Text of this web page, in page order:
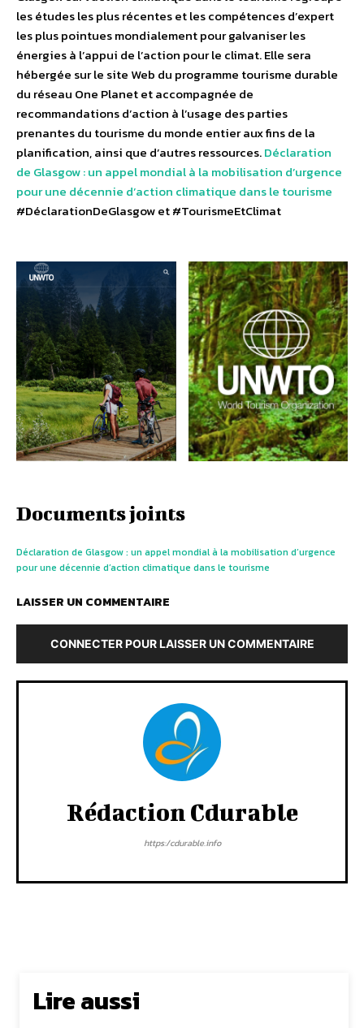
les études les plus récentes et les compétences d’expert
les plus pointues mondialement pour galvaniser les
énergies à l’appui de l’action pour le climat. Elle sera
hébergée sur le site Web du programme tourisme durable
du réseau One Planet et accompagnée de
recommandations d’action à l’usage des parties
prenantes du tourisme du monde entier aux fins de la
planification, ainsi que d’autres ressources.Déclaration
de Glasgow : un appel mondial à la mobilisation d’urgence
pour une décennie d’action climatique dans le tourisme
#DéclarationDeGlasgow et #TourismeEtClimat
Documents joints
Déclaration de Glasgow : un appel mondial à la mobilisation d’urgence
pour une décennie d’action climatique dans le tourisme
LAISSER UN COMMENTAIRE
CONNECTER POUR LAISSER UN COMMENTAIRE
Rédaction Cdurable
https:/cdurable.info
Lire aussi